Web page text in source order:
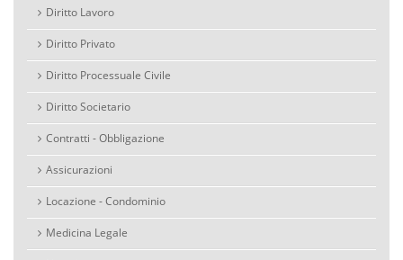
Diritto Lavoro
Diritto Privato
Diritto Processuale Civile
Diritto Societario
Contratti - Obbligazione
Assicurazioni
Locazione - Condominio
Medicina Legale